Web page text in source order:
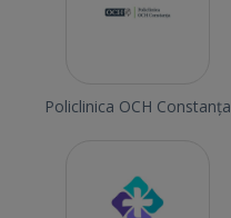
Policlinica OCH Constanța